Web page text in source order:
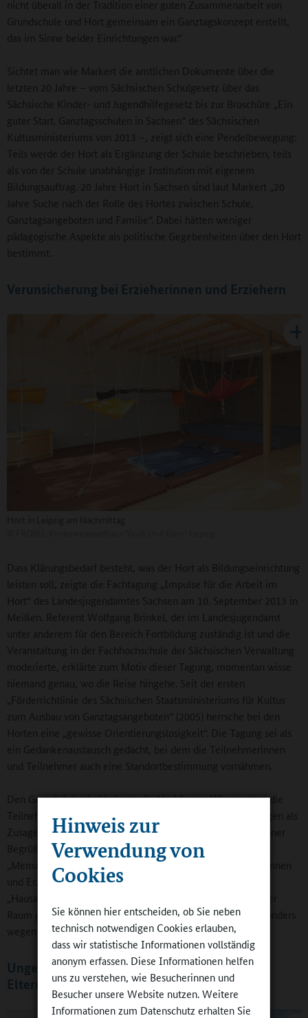
Hinweis zur
Verwendung von
Cookies
Sie können hier entscheiden, ob Sie neben
technisch notwendigen Cookies erlauben,
dass wir statistische Informationen vollständig
anonym erfassen. Diese Informationen helfen
uns zu verstehen, wie Besucherinnen und
Besucher unsere Website nutzen. Weitere
Informationen zum Datenschutz erhalten Sie
nicht überall in der Tradition einer guten Zusammenarbeit von
Grundschule und Hort gemeinsam ein Ganztagskonzept erstellt,
das im Sinne beider Einrichtungen war.“
Sichtet man wie Markert die amtlichen Dokumente über die
letzten 20 Jahre – vom Sächsischen Schulgesetz über das
Sächsische Kinder- und Jugendhilfegesetz bis zur Broschüre „Ein
guter Start. Ganztagsschulen in Sachsen“ des Sächsischen
Kultusministeriums von 2013 –, zeigt sich eine Pendelbewegung:
Teils werde der Hort als Ergänzung der Schule beschrieben, teils
als von der Schule unabhängige Institution mit eigenem
Bildungsauftrag. 20 Jahre Hort in Sachsen sind laut Markert „20
Jahre Suche nach der Rolle des Hortes zwischen Schule,
Ganztagsangeboten und Familie“. Dabei hätten weniger
pädagogische Aspekte als politische Gegebenheiten über den Hort
bestimmt.
Verunsicherung bei Erzieherinnen und Erziehern
Dass Klärungsbedarf besteht, was der Hort als Bildungseinrichtung
leisten soll, zeigte die Fachtagung „Impulse für die Arbeit im
Hort“ des Landesjugendamtes Sachsen am 10. September 2013 in
Meißen. Referent Wolfgang Brinkel, der im Landesjugendamt
unter anderem für den Bereich Fortbildung zuständig ist und die
Veranstaltung in der Fachhochschule der Sächsischen Verwaltung
moderierte, erklärte zum Motiv dieser Tagung, momentan wisse
niemand genau, wo die Reise hingehe. Seit der ersten
„Förderrichtlinie des Sächsischen Staatsministeriums für Kultus
zum Ausbau von Ganztagsangeboten“ (2005) herrsche bei den
Horten eine „gewisse Orientierungslosigkeit“. Die Tagung sei als
ein Gedankenaustausch gedacht, bei dem die Teilnehmerinnen
und Teilnehmer auch eine Standortbestimmung vornähmen.
Den Gesprächsbedarf belegte die Nachfrage. „Wir mussten die
Teilnehmerzahl auf 200 erhöhen, weil wir sonst mehr Absagen als
Zusagen hätten schreiben müssen“, berichtete Brinkel in seiner
Begrüßung. Der Referent freute sich, dass besonders viele
„Menschen von der Basis“ anwesend seien – viele Erzieherinnen
und Erzieher. Am Rande: Der Workshop zum Thema
„Hausaufgaben“ war dermaßen überbelegt, dass ein größerer
Raum gesucht werden musste. Viele Anwesende seien besonders
wegen dieses Themas angereist, so Brinkel.
Ungebrochene Popularität des Horts bei den
Eltern